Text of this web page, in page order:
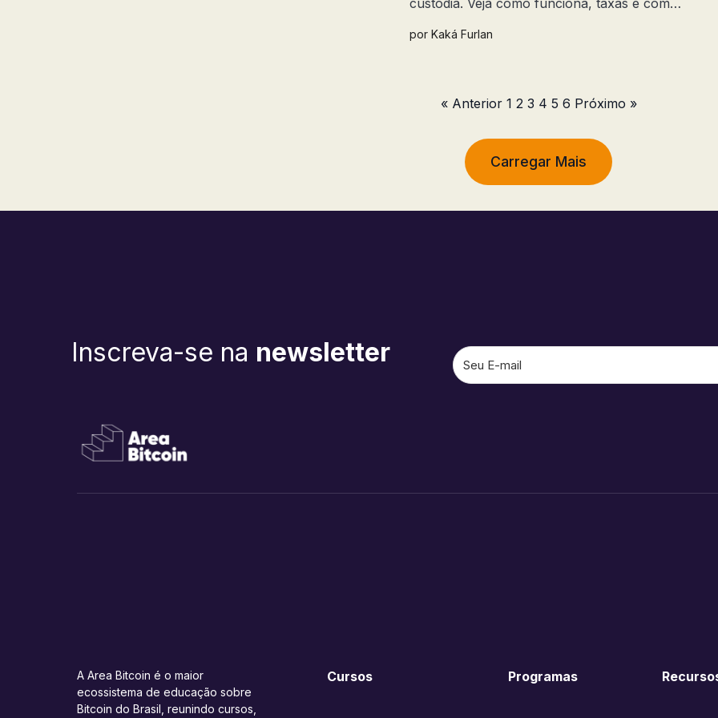
custódia. Veja como funciona, taxas e como
por Kaká Furlan
« Anterior 1 2 3 4 5 6 Próximo »
Carregar Mais
Inscreva-se na newsletter
A Area Bitcoin é o maior
ecossistema de educação sobre
Bitcoin do Brasil, reunindo cursos,
Cursos Programas